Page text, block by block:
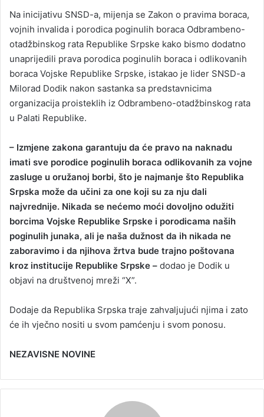
Na inicijativu SNSD-a, mijenja se Zakon o pravima boraca,
vojnih invalida i porodica poginulih boraca Odbrambeno-
otadžbinskog rata Republike Srpske kako bismo dodatno
unaprijedili prava porodica poginulih boraca i odlikovanih
boraca Vojske Republike Srpske, istakao je lider SNSD-a
Milorad Dodik nakon sastanka sa predstavnicima
organizacija proisteklih iz Odbrambeno-otadžbinskog rata
u Palati Republike.
– Izmjene zakona garantuju da će pravo na naknadu
imati sve porodice poginulih boraca odlikovanih za vojne
zasluge u oružanoj borbi, što je najmanje što Republika
Srpska može da učini za one koji su za nju dali
najvrednije. Nikada se nećemo moći dovoljno odužiti
borcima Vojske Republike Srpske i porodicama naših
poginulih junaka, ali je naša dužnost da ih nikada ne
zaboravimo i da njihova žrtva bude trajno poštovana
kroz institucije Republike Srpske – dodao je Dodik u
objavi na društvenoj mreži “X”.
Dodaje da Republika Srpska traje zahvaljujući njima i zato
će ih vječno nositi u svom pamćenju i svom ponosu.
NEZAVISNE NOVINE